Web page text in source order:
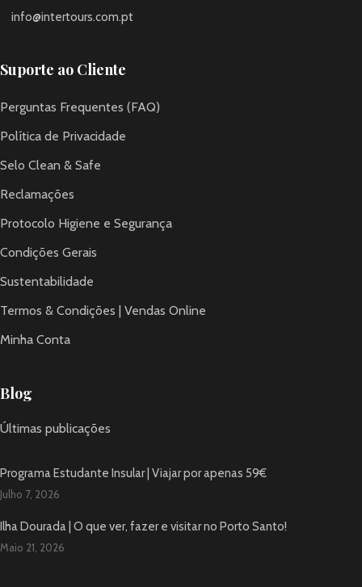
info@intertours.com.pt
Suporte ao Cliente
Perguntas Frequentes (FAQ)
Política de Privacidade
Selo Clean & Safe
Reclamações
Protocolo Higiene e Segurança
Condições Gerais
Sustentabilidade
Termos & Condições | Vendas Online
Minha Conta
Blog
Últimas publicações
Programa Estudante Insular | Viajar por apenas 59€
Julho 7, 2026
Ilha Dourada | O que ver, fazer e visitar no Porto Santo!
Maio 21, 2026